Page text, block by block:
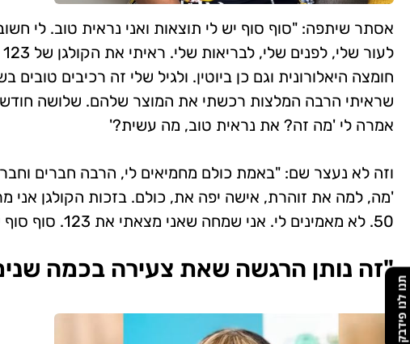
תנו לנו פידבק
אסתר שיתפה: "סוף סוף יש לי תוצאות ואני נראית טוב. לי
חומצה היאלורונית וגם כן ביוטין. ולגיל שלי זה רכיבים
שראיתי הרבה המלצות רכשתי את המוצר שלהם. שלושה
אמרה לי 'מה זה? את נראית טוב, מה עשית?'
וזה לא נעצר שם: "באמת כולם מחמיאים לי, הרבה חברים
50. לא מאמינים לי. אני שמחה שאני מצאתי את 123. סוף סוף יש לי תוצאות והכסף שלי לא הולך לפח."
"זה נותן הרגשה שאת צעירה בכמה